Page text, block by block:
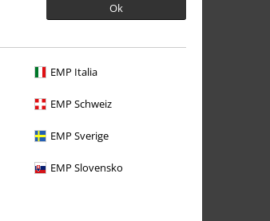
Ok
EMP Italia
EMP Schweiz
EMP Sverige
EMP Slovensko
O EMP